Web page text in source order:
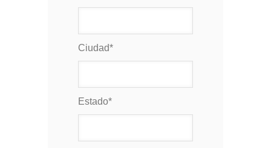
Ciudad*
Estado*